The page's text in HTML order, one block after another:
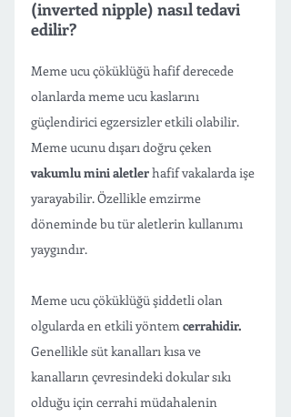
(inverted nipple) nasıl tedavi
edilir?
Meme ucu çöküklüğü hafif derecede
olanlarda meme ucu kaslarını
güçlendirici egzersizler etkili olabilir.
Meme ucunu dışarı doğru çeken
vakumlu mini aletler hafif vakalarda işe
yarayabilir. Özellikle emzirme
döneminde bu tür aletlerin kullanımı
yaygındır.
Meme ucu çöküklüğü şiddetli olan
olgularda en etkili yöntem cerrahidir.
Genellikle süt kanalları kısa ve
kanalların çevresindeki dokular sıkı
olduğu için cerrahi müdahalenin